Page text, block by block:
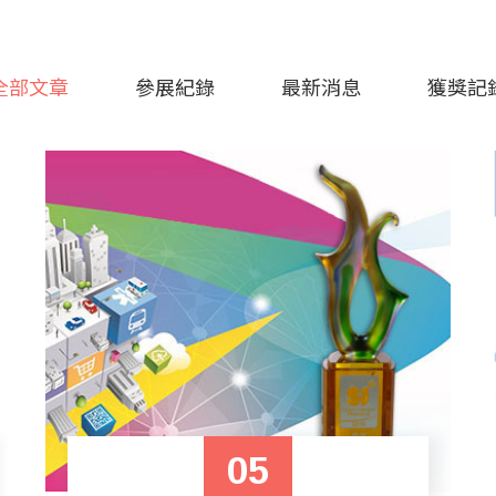
部文章 參展紀錄 最新消息 獲獎記
05